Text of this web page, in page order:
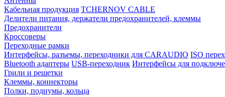
Кабельная продукция TCHERNOV CABLE
Делители питания, держатели предохранителей, клеммы
Предохранители
Кроссоверы
Переходные рамки
Интерфейсы, разъемы, переходники для CARAUDIO ISO
Bluetooth адаптеры USB-переходник Интерфейсы для
Грили и решетки
Клеммы, коннекторы
Полки, подиумы, кольца